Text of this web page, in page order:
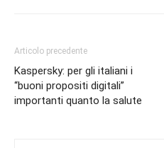
Articolo precedente
Kaspersky: per gli italiani i
“buoni propositi digitali”
importanti quanto la salute